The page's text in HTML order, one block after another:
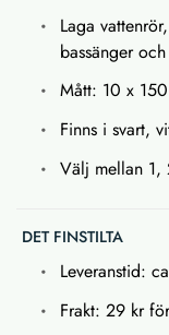
Laga
bassänger
Mått: 10 x
Finns i svart,
Välj mellan 1,
DET FINSTILTA
Leveranstid:
Frakt: 29 kr